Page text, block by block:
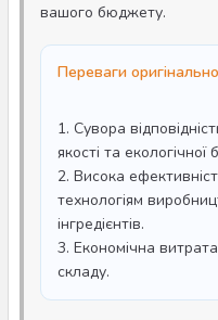
вашого бюджету.
Переваги
1. Сувора
якості та екологічної
2. Висока
технологіям
інгредієнтів.
3. Економічна
складу.